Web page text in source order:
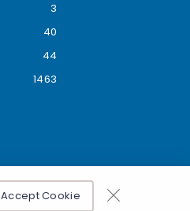
3
40
44
1463
Accept Cookie